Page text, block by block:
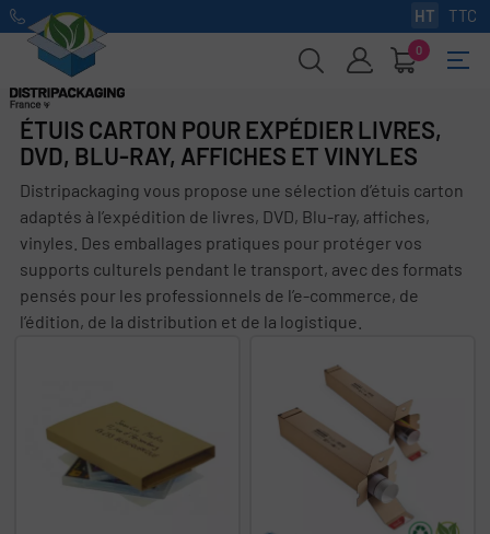
HT TTC
0 ☰
ÉTUIS CARTON POUR EXPÉDIER LIVRES,
DVD, BLU-RAY, AFFICHES ET VINYLES
Distripackaging vous propose une sélection d’étuis carton
adaptés à l’expédition de livres, DVD, Blu-ray, affiches,
vinyles. Des emballages pratiques pour protéger vos
supports culturels pendant le transport, avec des formats
pensés pour les professionnels de l’e-commerce, de
l’édition, de la distribution et de la logistique.